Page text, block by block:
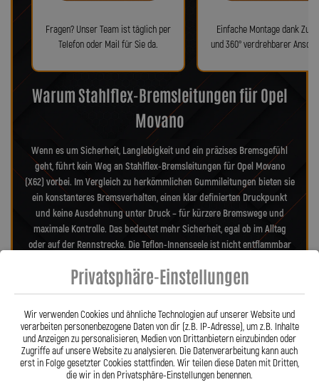
Fragen? Unser Team ist täglich per
Telefon oder Mail für Sie da.
Einfache Montage dank
und 360° verdrehbarer
Warum Stahlflex-Bremsleitungen für Opel
Movano
Wenn es um Sicherheit, Langlebigkeit und ein präzises Bremsgefühl
geht, führt kein Weg an Stahlflex-Bremsleitungen für Opel Movano
(X62) vorbei. Im Vergleich zu herkömmlichen Gummileitungen bieten sie
ein konstanteres Bremsverhalten, einen klar definierten Druckpunkt
und keine Ausdehnung unter Druck – für kürzere Bremswege und
maximale Kontrolle. Das bedeutet mehr Sicherheit, egal ob im Alltag
oder auf der Rennstrecke. Die Teflon-Innenseele ist nicht entflammbar
Leitungen nahezu wartungsfrei und unempfindlich gegenüber äußeren
Einflüssen macht. Es schützt zuverlässig vor Marderbissen, Witterung
und Beschädigungen – ein regelmäßiger Austausch wie bei
Gummileitungen ist nicht mehr nötig. Das spart Kosten und vermittelt
dauerhaft ein sicheres Gefühl beim Fahren. Unsere ausjustierbaren,
verdrehbaren Anschlüsse ermöglichen eine drallfreie und
spannungsfreie Verlegung. Ob Sonderanfertigung oder anbaufertiges
Privatsphäre-Einstellungen
Wir verwenden Cookies und ähnliche Technologien auf unserer Website und
verarbeiten personenbezogene Daten von dir (z.B. IP-Adresse), um z.B. Inhalte
und Anzeigen zu personalisieren, Medien von Drittanbietern einzubinden oder
Zugriffe auf unsere Website zu analysieren. Die Datenverarbeitung kann auch
erst in Folge gesetzter Cookies stattfinden. Wir teilen diese Daten mit Dritten,
die wir in den Privatsphäre-Einstellungen benennen.